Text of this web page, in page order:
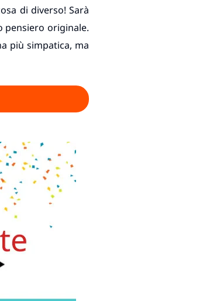
di diverso! Sarà
pensiero originale.
più simpatica, ma